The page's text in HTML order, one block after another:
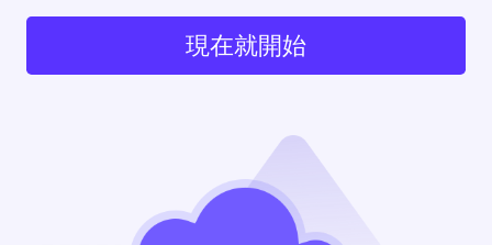
現在就開始